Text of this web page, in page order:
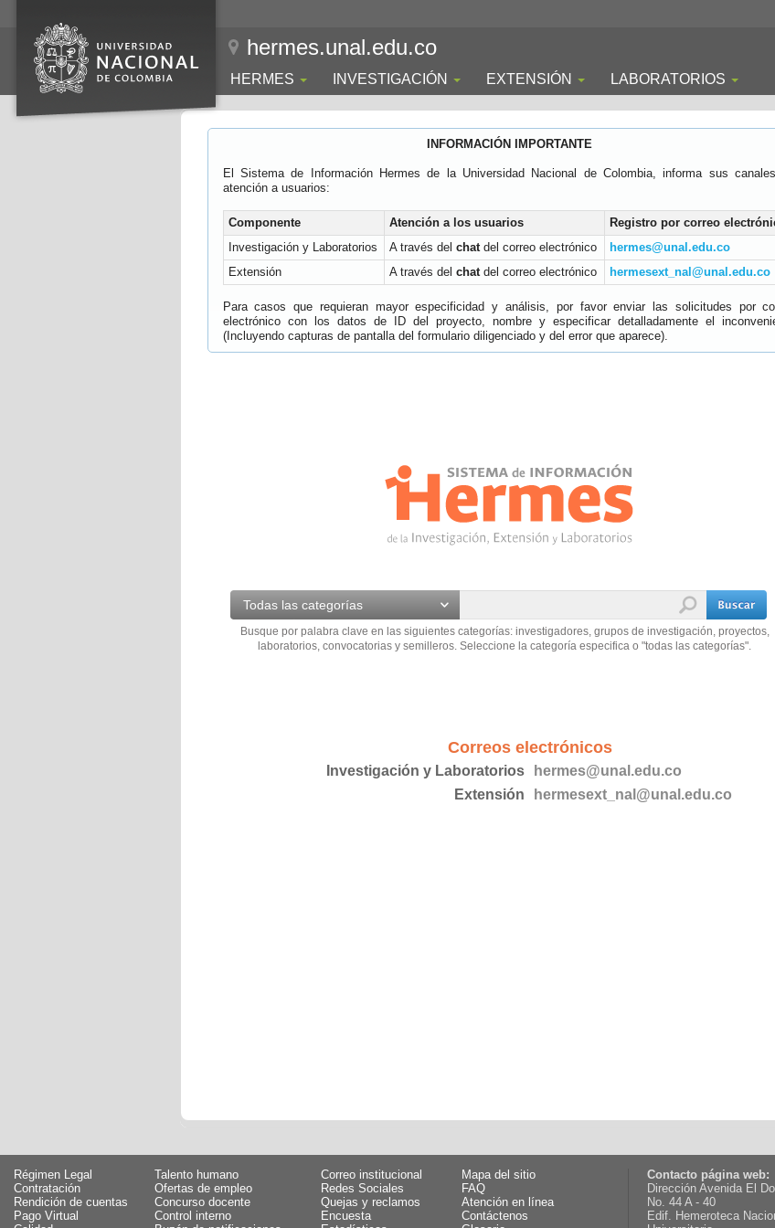
hermes.unal.edu.co
HERMES INVESTIGACIÓN EXTENSIÓN LABORATORIOS
INFORMACIÓN IMPORTANTE
El Sistema de Información Hermes de la Universidad Nacional de Colombia, informa sus
atención a usuarios:
Componente Atención a los usuarios
Registro por correo
Investigación y Laboratorios
A través del chatdel correo electrónico
hermes@unal.edu.co
Extensión
A través del chatdel correo electrónico hermesext_nal@unal.edu.co
Para casos que requieran mayor especificidad y análisis, por favor enviar las solicitudes por
electrónico con los datos de ID del proyecto, nombre y especificar detalladamente el
(Incluyendo capturas de pantalla del formulario diligenciado y del error que aparece).
Todas las categorías
Busque por palabra clave en las siguientes categorías: investigadores, grupos de investigación, proyectos,
laboratorios, convocatorias y semilleros. Seleccione la categoría especifica o "todas las categorías".
Correos electrónicos
Investigación y Laboratorios
hermes@unal.edu.co
Extensión
hermesext_nal@unal.edu.co
Régimen Legal
Talento humano
Contratación
Ofertas de empleo
Rendición de cuentas
Concurso docente
Pago Virtual
Control interno
Correo institucional
Mapa del sitio
Redes Sociales
FAQ
Quejas y reclamos
Atención en línea
Encuesta
Contáctenos
Contacto página web:
Dirección Avenida El
No. 44 A - 40
Edif. Hemeroteca